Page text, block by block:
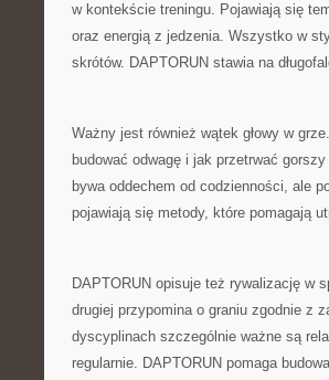
w kontekście treningu. Pojawiają się
oraz energią z jedzenia. Wszystko w
skrótów. DAPTORUN stawia na
Ważny jest również wątek głowy w
budować odwagę i jak przetrwać
bywa oddechem od codzienności, ale
pojawiają się metody, które pomagają
DAPTORUN opisuje też rywalizację w
drugiej przypomina o graniu zgodnie z
dyscyplinach szczególnie ważne są
regularnie. DAPTORUN pomaga